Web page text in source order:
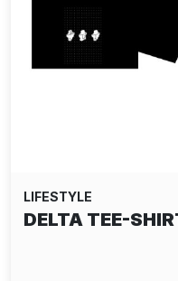
LIFESTYLE
DELTA TEE-